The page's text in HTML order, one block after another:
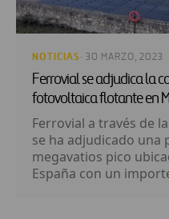
NOTICIAS · 30 MARZO, 2023
Ferrovial se adjudica la
fotovoltaica flotante en
Ferrovial a través de
se ha adjudicado una
megavatios pico
España con un